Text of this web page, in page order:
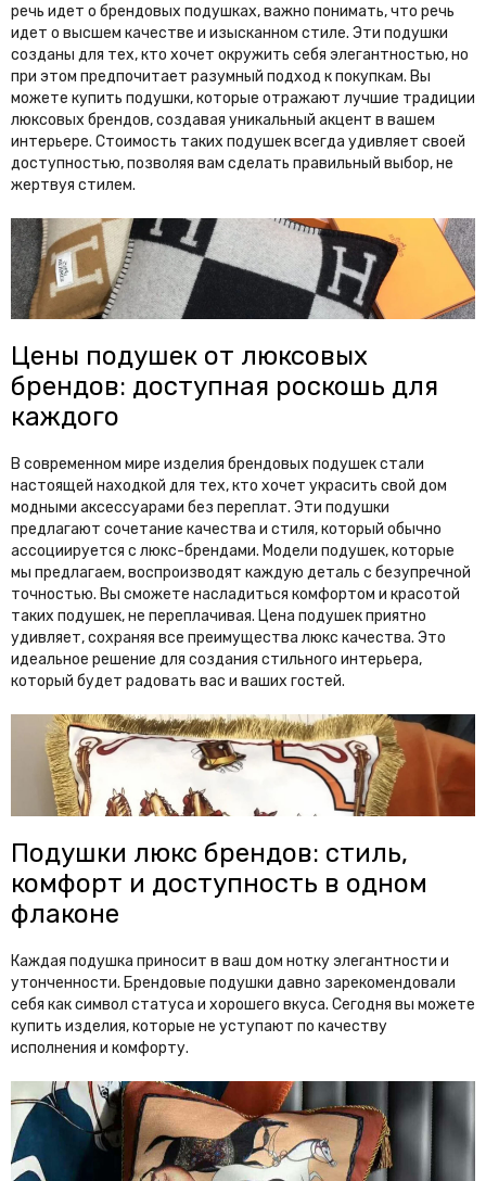
речь идет о брендовых подушках, важно понимать, что речь
идет о высшем качестве и изысканном стиле. Эти подушки
созданы для тех, кто хочет окружить себя элегантностью, но
при этом предпочитает разумный подход к покупкам. Вы
можете купить подушки, которые отражают лучшие традиции
люксовых брендов, создавая уникальный акцент в вашем
интерьере. Стоимость таких подушек всегда удивляет своей
доступностью, позволяя вам сделать правильный выбор, не
жертвуя стилем.
Цены подушек от люксовых
брендов: доступная роскошь для
каждого
В современном мире изделия брендовых подушек стали
настоящей находкой для тех, кто хочет украсить свой дом
модными аксессуарами без переплат. Эти подушки
предлагают сочетание качества и стиля, который обычно
ассоциируется с люкс-брендами. Модели подушек, которые
мы предлагаем, воспроизводят каждую деталь с безупречной
точностью. Вы сможете насладиться комфортом и красотой
таких подушек, не переплачивая. Цена подушек приятно
удивляет, сохраняя все преимущества люкс качества. Это
идеальное решение для создания стильного интерьера,
который будет радовать вас и ваших гостей.
Подушки люкс брендов: стиль,
комфорт и доступность в одном
флаконе
Каждая подушка приносит в ваш дом нотку элегантности и
утонченности. Брендовые подушки давно зарекомендовали
себя как символ статуса и хорошего вкуса. Сегодня вы можете
купить изделия, которые не уступают по качеству
исполнения и комфорту.